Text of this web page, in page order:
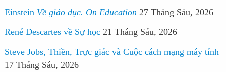
Einstein Về giáo dục. On Education 27 Tháng Sáu, 2026
René Descartes về Sự học 21 Tháng Sáu, 2026
Steve Jobs, Thiền, Trực giác và Cuộc cách mạng máy tính
17 Tháng Sáu, 2026